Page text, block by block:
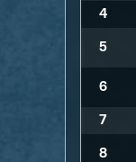
4
5
6
7
8